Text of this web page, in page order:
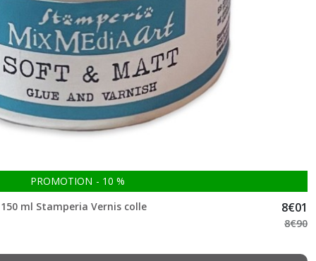
PROMOTION - 10 %
ml Stamperia Vernis colle
8€01
8€90